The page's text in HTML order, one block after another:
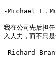
-Michael L．
我在公司先后担
入人力，而不只
-Richard